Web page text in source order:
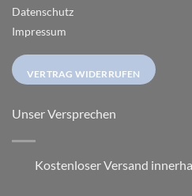
Datenschutz
Impressum
VERTRAG WIDERRUFEN
Unser Versprechen
Kostenloser Versand